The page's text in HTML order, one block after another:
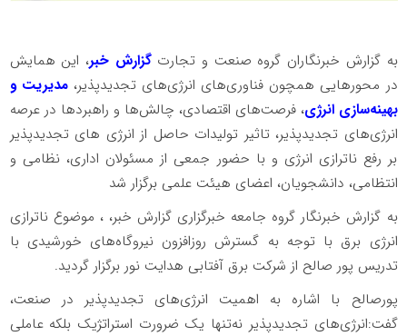
به گزارش خبرنگاران گروه صنعت و تجارت گزارش خبر، این همایش
در محورهایی همچون فناوری‌های انرژی‌های تجدیدپذیر،مدیریت و
بهینه‌سازی انرژی، فرصت‌های اقتصادی، چالش‌ها و راهبردها در عرصه
انرژی‌های تجدیدپذیر، تاثیر تولیدات حاصل از انرژی های تجدیدپذیر
بر رفع ناترازی انرژی و با حضور جمعی از مسئولان اداری، نظامی و
انتظامی، دانشجویان، اعضای هیئت علمی برگزار شد
به گزارش خبرنگار گروه جامعه خبرگزاری گزارش خبر، ، موضوع ناترازی
انرژی برق با توجه به گسترش روزافزون نیروگاه‌های خورشیدی با
تدریس پور صالح از شرکت برق آفتابی هدایت نور برگزار گردید.
پورصالح با اشاره به اهمیت انرژی‌های تجدیدپذیر در صنعت،
گفت:انرژی‌های تجدیدپذیر نه‌تنها یک ضرورت استراتژیک بلکه عاملی